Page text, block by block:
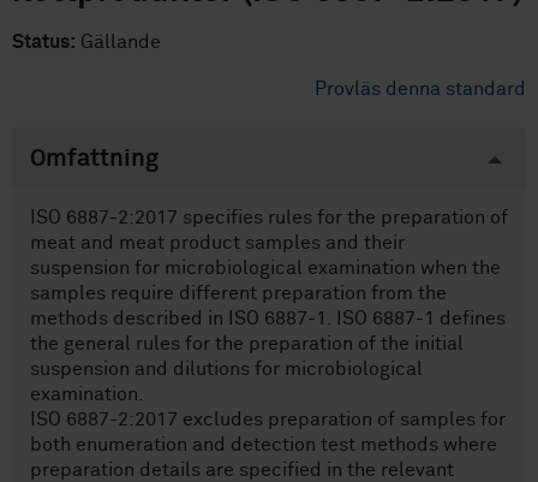
Status: Gällande
Provläs denna standard
Omfattning
ISO 6887-2:2017 specifies rules for the preparation of
meat and meat product samples and their
suspension for microbiological examination when the
samples require different preparation from the
methods described in ISO 6887-1. ISO 6887-1 defines
the general rules for the preparation of the initial
suspension and dilutions for microbiological
examination.
ISO 6887-2:2017 excludes preparation of samples for
both enumeration and detection test methods where
preparation details are specified in the relevant